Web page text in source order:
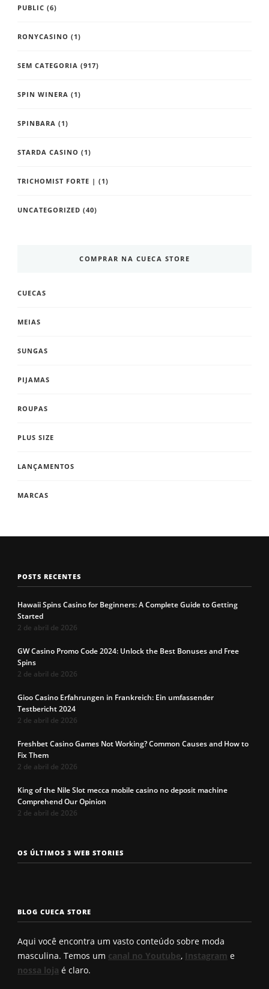
PUBLIC (6)
RONYCASINO (1)
SEM CATEGORIA (917)
SPIN WINERA (1)
SPINBARA (1)
STARDA CASINO (1)
TRICHOMIST FORTE | (1)
UNCATEGORIZED (40)
COMPRAR NA CUECA STORE
CUECAS
MEIAS
SUNGAS
PIJAMAS
ROUPAS
PLUS SIZE
LANÇAMENTOS
MARCAS
POSTS RECENTES
Hawaii Spins Casino for Beginners: A Complete Guide to Getting
Started
2 de abril de 2026
GW Casino Promo Code 2024: Unlock the Best Bonuses and Free
Spins
2 de abril de 2026
Gioo Casino Erfahrungen in Frankreich: Ein umfassender
Testbericht 2024
2 de abril de 2026
Freshbet Casino Games Not Working? Common Causes and How to
Fix Them
2 de abril de 2026
King of the Nile Slot mecca mobile casino no deposit machine
Comprehend Our Opinion
2 de abril de 2026
OS ÚLTIMOS 3 WEB STORIES
Os 7 tipos de
rosto
seu?
Cueca com
enchimento
a cueca
Roberto
BLOG CUECA STORE
Aqui você encontra um vasto conteúdo sobre moda
masculina. Temos um canal no Youtube, Instagram e
nossa loja é claro.